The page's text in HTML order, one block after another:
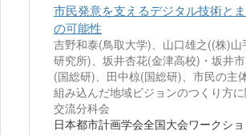
市民発意を支えるデジタル技術と
の可能性
吉野和泰(⿃取⼤学)、⼭⼝雄之((株)⼭
研究所)、坂井杏花(⾦津⾼校)・坂井
(国総研)、⽥中椋(国総研)、市民の主
組み込んだ地域ビジョンのつくり方
交流分科会
日本都市計画学会全国大会ワークシ